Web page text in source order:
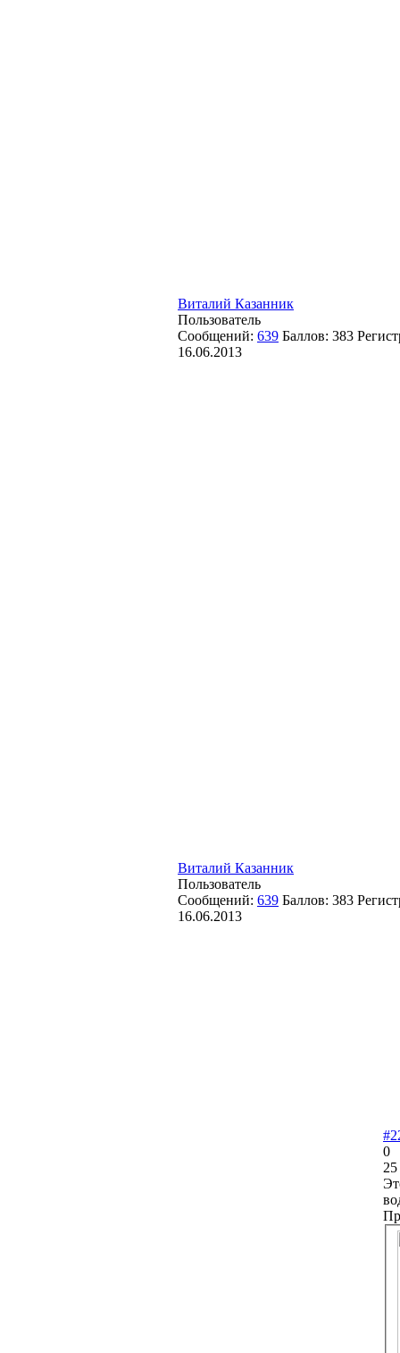
Виталий Казанник
Пользователь
Сообщений: 639 Баллов: 383
16.06.2013
Виталий Казанник
Пользователь
Сообщений: 639 Баллов: 383
16.06.2013
0